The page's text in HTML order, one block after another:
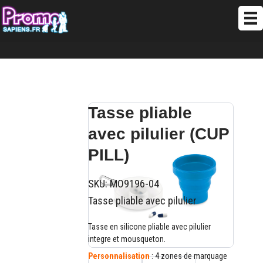
Tasse pliable
avec pilulier (CUP
PILL)
SKU:MO9196-04
Tasse pliable avec pilulier
Tasse en silicone pliable avec pilulier
integre et mousqueton.
Personnalisation: 4 zones de marquage